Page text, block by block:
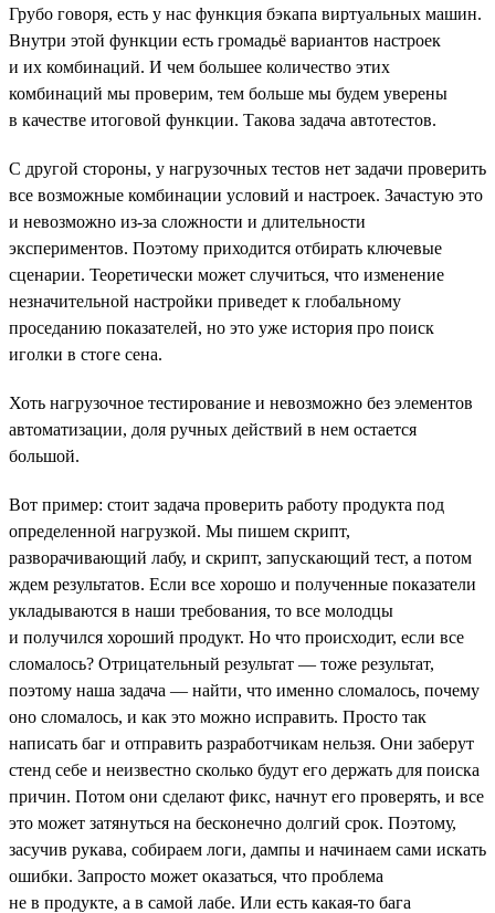
Грубо говоря, есть у нас функция бэкапа виртуальных машин.
Внутри этой функции есть громадьё вариантов настроек
и их комбинаций. И чем большее количество этих
комбинаций мы проверим, тем больше мы будем уверены
в качестве итоговой функции. Такова задача автотестов.
С другой стороны, у нагрузочных тестов нет задачи проверить
все возможные комбинации условий и настроек. Зачастую это
и невозможно из-за сложности и длительности
экспериментов. Поэтому приходится отбирать ключевые
сценарии. Теоретически может случиться, что изменение
незначительной настройки приведет к глобальному
проседанию показателей, но это уже история про поиск
иголки в стоге сена.
Хоть нагрузочное тестирование и невозможно без элементов
автоматизации, доля ручных действий в нем остается
большой.
Вот пример: стоит задача проверить работу продукта под
определенной нагрузкой. Мы пишем скрипт,
разворачивающий лабу, и скрипт, запускающий тест, а потом
ждем результатов. Если все хорошо и полученные показатели
укладываются в наши требования, то все молодцы
и получился хороший продукт. Но что происходит, если все
сломалось? Отрицательный результат — тоже результат,
поэтому наша задача — найти, что именно сломалось, почему
оно сломалось, и как это можно исправить. Просто так
написать баг и отправить разработчикам нельзя. Они заберут
стенд себе и неизвестно сколько будут его держать для поиска
причин. Потом они сделают фикс, начнут его проверять, и все
это может затянуться на бесконечно долгий срок. Поэтому,
засучив рукава, собираем логи, дампы и начинаем сами искать
ошибки. Запросто может оказаться, что проблема
не в продукте, а в самой лабе. Или есть какая-то бага